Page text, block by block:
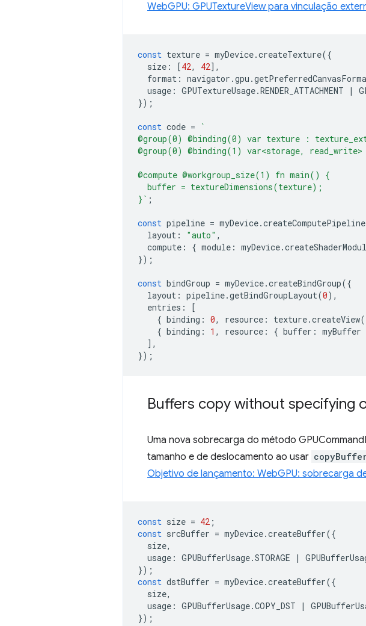
WebGPU: GPUTextureView para vinculação
const texture = myDevice.createTexture({
size : [42, 42],
format : navigator .gpu .
usage : GPUTextureUsage.RENDER_ATTACHMENT |
});
const code =
`
@group(0) @binding(0) var texture :
@group(0) @binding(1) var<storage,
@compute @workgroup_size(1) fn main() {
  buffer = textureDimensions(texture);
}` ;
const pipeline = myDevice.createComputePipeline
layout : "auto" ,
compute : { module : myDevice.
});
const bindGroup = myDevice.createBindGroup({
layout : pipeline.getBindGroupLayout(0),
entries :
[
{ binding : 0, resource : texture.createView
{ binding : 1 , resource : { buffer : myBuffer
],
});
Buffers copy without specifying
Uma nova sobrecarga do método
tamanho e de deslocamento ao usar
Objetivo de lançamento: WebGPU: sobrecarga
const size = 42 ;
const srcBuffer = myDevice.createBuffer({
size,
usage : GPUBufferUsage.STORAGE |
});
const dstBuffer = myDevice.createBuffer({
size,
usage : GPUBufferUsage.COPY_DST |
});